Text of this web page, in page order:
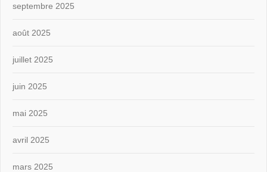
septembre 2025
août 2025
juillet 2025
juin 2025
mai 2025
avril 2025
mars 2025